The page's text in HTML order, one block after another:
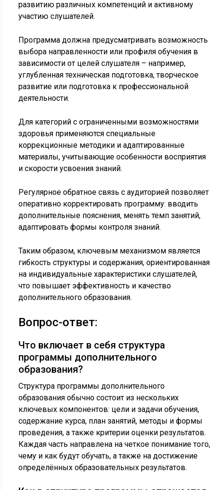
развитию различных компетенций и активному
участию слушателей.
Программа должна предусматривать возможность
выбора направленности или профиля обучения в
зависимости от целей слушателя – например,
углубленная техническая подготовка, творческое
развитие или подготовка к профессиональной
деятельности.
Для категорий с ограниченными возможностями
здоровья применяются специальные
коррекционные методики и адаптированные
материалы, учитывающие особенности восприятия
и скорости усвоения знаний.
Регулярное обратное связь с аудиторией позволяет
оперативно корректировать программу: вводить
дополнительные пояснения, менять темп занятий,
адаптировать формы контроля знаний.
Таким образом, ключевым механизмом является
гибкость структуры и содержания, ориентированная
на индивидуальные характеристики слушателей,
что повышает эффективность и качество
дополнительного образования.
Вопрос-ответ:
Что включает в себя структура
программы дополнительного
образования?
Структура программы дополнительного
образования обычно состоит из нескольких
ключевых компонентов: цели и задачи обучения,
содержание курса, план занятий, методы и формы
проведения, а также критерии оценки результатов.
Каждая часть направлена на четкое понимание того,
чему и как будут обучать, а также на достижение
определённых образовательных результатов.